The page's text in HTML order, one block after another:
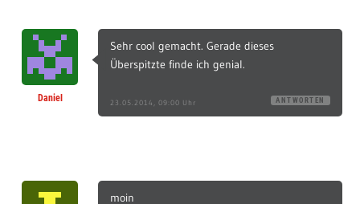
Daniel
Sehr cool gemacht. Gerade dieses
Überspitzte finde ich genial.
23.05.2014, 09:00 Uhr ANTWORTEN
moin